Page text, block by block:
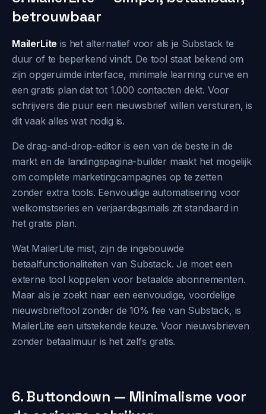
betrouwbaar
MailerLite is het alternatief voor als je Substack te
duur of te beperkend vindt. De tool staat bekend om
zijn opgeruimde interface, minimale learning curve en
een gratis plan dat tot 1.000 contacten dekt. Voor
schrijvers die puur een nieuwsbrief willen versturen, is
dit vaak alles wat nodig is.
De drag-and-drop-editor is een van de beste in de
markt en de landingspagina-builder maakt het mogelijk
om complete marketingcampagnes op te zetten
zonder extra tools. Eenvoudige automatisering voor
welkomstseries en verjaardagsmails zit standaard in
het gratis plan.
Wat MailerLite mist, zijn de ingebouwde
betaalfunctionaliteiten van Substack. Je moet een
externe tool koppelen voor betaalde abonnementen.
Maar als je zoekt naar een eenvoudige, voordelige
nieuwsbrieftool zonder de 10% fee van Substack, is
MailerLite een uitstekende keuze. Voor nieuwsbrieven
zonder betaalmuur is het zelfs gratis.
6. Buttondown — Minimalisme voor